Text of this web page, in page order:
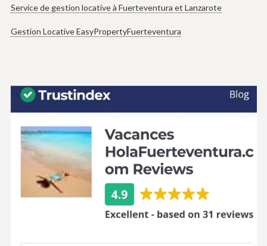
Service de gestion locative à Fuerteventura et Lanzarote
Gestion Locative EasyPropertyFuerteventura